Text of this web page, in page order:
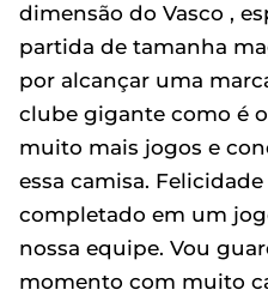
dimensão do Vasco ,
partida de tamanha
por alcançar uma
clube gigante como é
muito mais jogos e
essa camisa.
completado em um
nossa equipe. Vou
momento com muito